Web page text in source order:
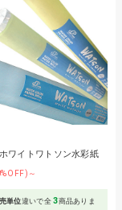
ホワイトワトソン水彩紙
～
単位違いで全3商品ありま